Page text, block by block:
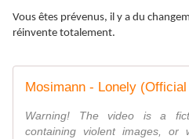
Vous êtes prévenus, il y a du
réinvente totalement.
Mosimann - Lonely
Warning! The video is a
containing violent images, or